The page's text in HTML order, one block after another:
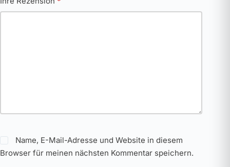
Name, E-Mail-Adresse und Website in diesem
Browser für meinen nächsten Kommentar speichern.